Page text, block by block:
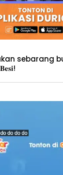
sebarang